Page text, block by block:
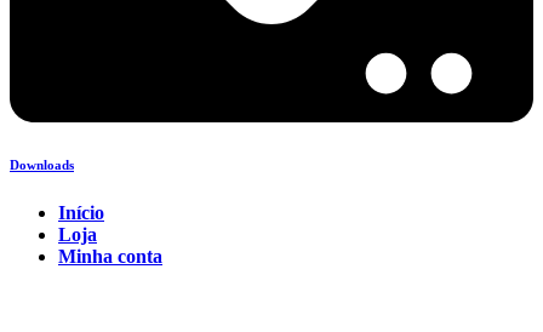
Downloads
Início
Loja
Minha conta